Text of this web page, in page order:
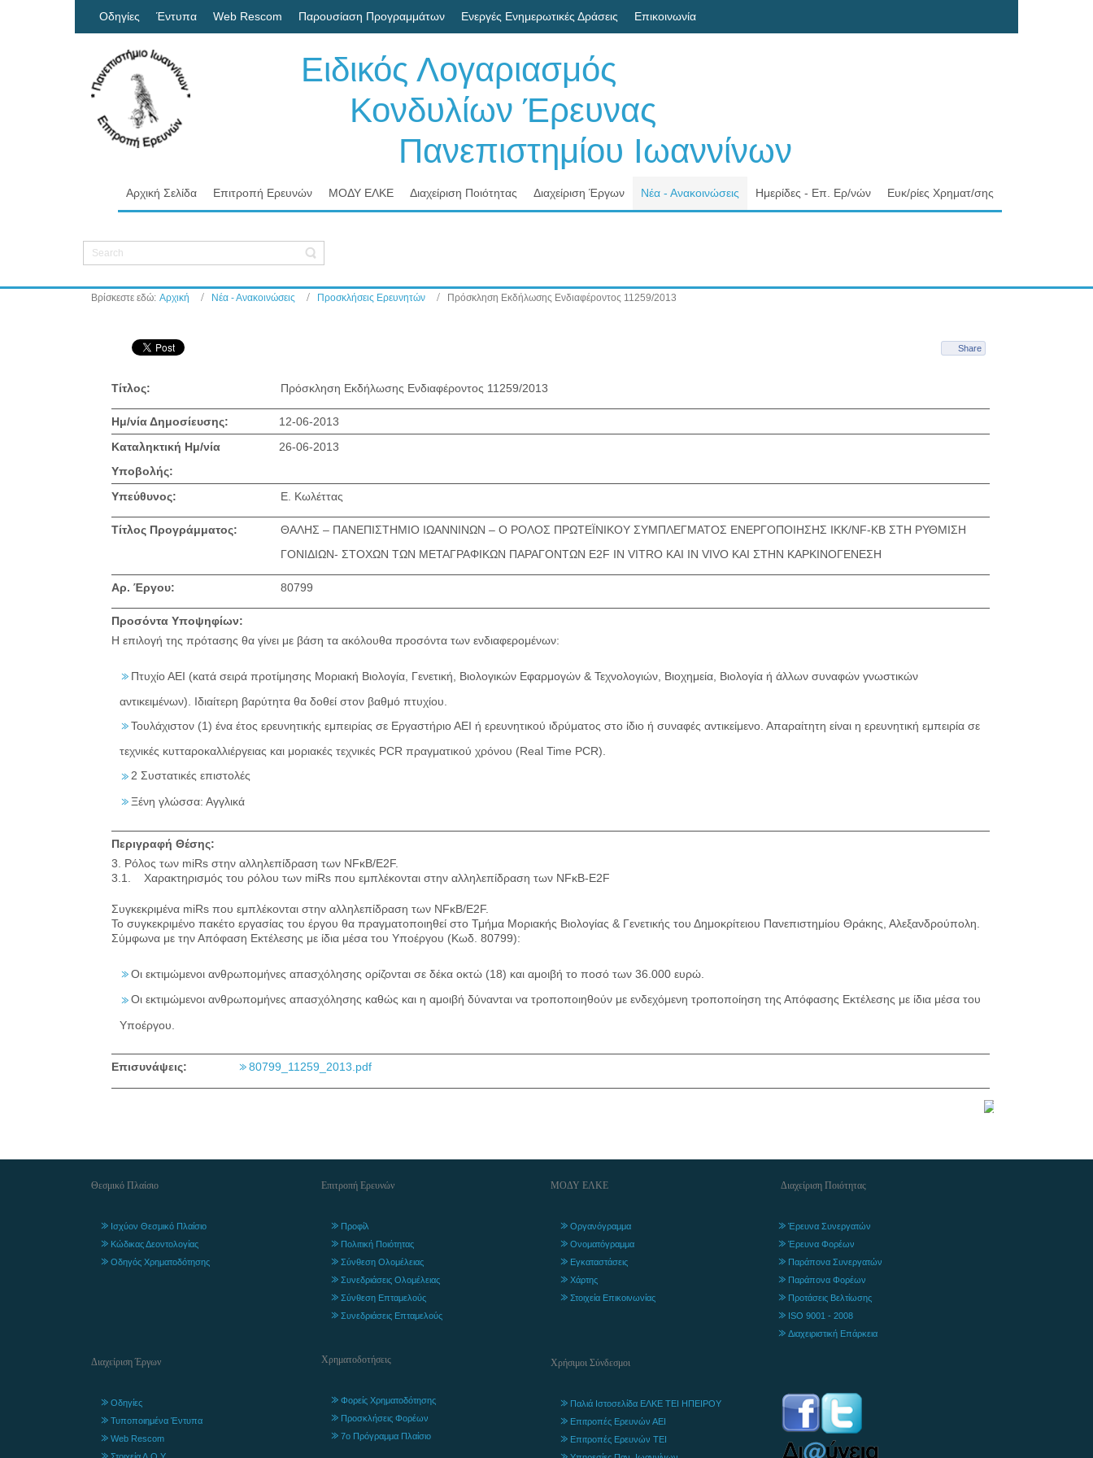
Οδηγίες Έντυπα Web Rescom Παρουσίαση Προγραμμάτων Ενεργές Ενημερωτικές Δράσεις Επικοινωνία
Ειδικός Λογαριασμός
Κονδυλίων Έρευνας
Πανεπιστημίου Ιωαννίνων
Αρχική Σελίδα Επιτροπή Ερευνών ΜΟΔΥ ΕΛΚΕ Διαχείριση Ποιότητας Διαχείριση Έργων Νέα - Ανακοινώσεις Ημερίδες - Επ. Ερ/νών Ευκ/ρίες Χρηματ/σης
Βρίσκεστε εδώ: Αρχική Νέα - Ανακοινώσεις Προσκλήσεις Ερευνητών Πρόσκληση Εκδήλωσης Ενδιαφέροντος 11259/2013
Share
Τίτλος: Πρόσκληση Εκδήλωσης Ενδιαφέροντος 11259/2013
Ημ/νία Δημοσίευσης:
12-06-2013
Καταληκτική Ημ/νία
Υποβολής:
26-06-2013
Υπεύθυνος: Ε. Κωλέττας
Τίτλος Προγράμματος:
ΘΑΛΗΣ – ΠΑΝΕΠΙΣΤΗΜΙΟ ΙΩΑΝΝΙΝΩΝ – Ο ΡΟΛΟΣ ΠΡΩΤΕΪΝΙΚΟΥ ΣΥΜΠΛΕΓΜΑΤΟΣ ΕΝΕΡΓΟΠΟΙΗΣΗΣ ΙΚΚ/NF-ΚB ΣΤΗ ΡΥΘΜΙΣΗ
ΓΟΝΙΔΙΩΝ- ΣΤΟΧΩΝ ΤΩΝ ΜΕΤΑΓΡΑΦΙΚΩΝ ΠΑΡΑΓΟΝΤΩΝ E2F IN VITRO ΚΑΙ IN VIVO ΚΑΙ ΣΤΗΝ ΚΑΡΚΙΝΟΓΕΝΕΣΗ
Αρ. Έργου: 80799
Προσόντα Υποψηφίων:
Η επιλογή της πρότασης θα γίνει με βάση τα ακόλουθα προσόντα των ενδιαφερομένων:
Πτυχίο ΑΕΙ (κατά σειρά προτίμησης Μοριακή Βιολογία, Γενετική, Βιολογικών Εφαρμογών & Τεχνολογιών, Βιοχημεία, Βιολογία ή άλλων συναφών γνωστικών
αντικειμένων). Ιδιαίτερη βαρύτητα θα δοθεί στον βαθμό πτυχίου.
Τουλάχιστον (1) ένα έτος ερευνητικής εμπειρίας σε Εργαστήριο ΑΕΙ ή ερευνητικού ιδρύματος στο ίδιο ή συναφές αντικείμενο. Απαραίτητη είναι η ερευνητική εμπειρία σε
τεχνικές κυτταροκαλλιέργειας και μοριακές τεχνικές PCR πραγματικού χρόνου (Real Time PCR).
2 Συστατικές επιστολές
Ξένη γλώσσα: Αγγλικά
Περιγραφή Θέσης:
3. Ρόλος των miRs στην αλληλεπίδραση των NFκB/E2F.
3.1. Χαρακτηρισμός του ρόλου των miRs που εμπλέκονται στην αλληλεπίδραση των NFκB-E2F
Συγκεκριμένα miRs που εμπλέκονται στην αλληλεπίδραση των NFκB/E2F.
Το συγκεκριμένο πακέτο εργασίας του έργου θα πραγματοποιηθεί στo Τμήμα Μοριακής Βιολογίας & Γενετικής του Δημοκρίτειου Πανεπιστημίου Θράκης, Αλεξανδρούπολη.
Σύμφωνα με την Απόφαση Εκτέλεσης με ίδια μέσα του Υποέργου (Κωδ. 80799):
Οι εκτιμώμενοι ανθρωπομήνες απασχόλησης ορίζονται σε δέκα οκτώ (18) και αμοιβή το ποσό των 36.000 ευρώ.
Οι εκτιμώμενοι ανθρωπομήνες απασχόλησης καθώς και η αμοιβή δύνανται να τροποποιηθούν με ενδεχόμενη τροποποίηση της Απόφασης Εκτέλεσης με ίδια μέσα του
Υποέργου.
Επισυνάψεις: 80799_11259_2013.pdf
Θεσμικό Πλαίσιο
Ισχύον Θεσμικό Πλαίσιο
Κώδικας Δεοντολογίας
Οδηγός Χρηματοδότησης
Διαχείριση Έργων
Οδηγίες
Τυποποιημένα Έντυπα
Web Rescom
Επιτροπή Ερευνών
Προφίλ
Πολιτική Ποιότητας
Σύνθεση Ολομέλειας
Συνεδριάσεις Ολομέλειας
Σύνθεση Επταμελούς
Συνεδριάσεις Επταμελούς
Χρηματοδοτήσεις
Φορείς Χρηματοδότησης
Προσκλήσεις Φορέων
7ο Πρόγραμμα Πλαίσιο
ΜΟΔΥ ΕΛΚΕ
Οργανόγραμμα
Ονοματόγραμμα
Εγκαταστάσεις
Χάρτης
Στοιχεία Επικοινωνίας
Χρήσιμοι Σύνδεσμοι
Παλιά Ιστοσελίδα ΕΛΚΕ ΤΕΙ ΗΠΕΙΡΟΥ
Επιτροπές Ερευνών ΑΕΙ
Επιτροπές Ερευνών ΤΕΙ
Διαχείριση Ποιότητας
Έρευνα Συνεργατών
Έρευνα Φορέων
Παράπονα Συνεργατών
Παράπονα Φορέων
Προτάσεις Βελτίωσης
ISO 9001 - 2008
Διαχειριστική Επάρκεια